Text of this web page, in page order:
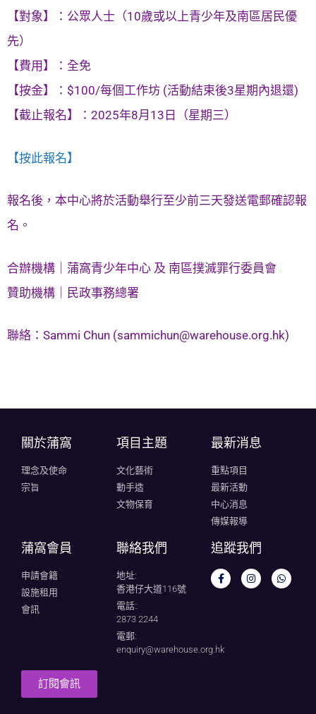
【對象】：公眾人士（10歲或以上青少年及南區居民優
先）
【費用】：全免
【按金】：$100/每個工作坊 (活動結束後3星期內退還)
【截止報名】：2025年8月13日（星期三）
【按此報名】
報名後，本中心將於活動舉行至少前三天發送電郵確認報
名。
合辦機構｜蒲窩青少年中心 及 南區撲滅罪行委員會
贊助機構｜民政事務總署
聯絡：Sammi Chun (sammichun@warehouse.org.hk)
關於蒲窩​
理念及使命
宗旨
項目主題
文化藝術
動手造
文物保育
最新消息
重點項目
最新活動
中心消息
傳媒報導
蒲窩會員
申請會籍
設施租用
會訊
聯絡我們
地址:
香港仔大道116號
電話:
2873 2244
電郵:
enquiry@warehouse.org.hk
追蹤我們
訂閱會訊